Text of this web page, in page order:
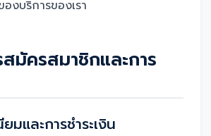
งบริการของเรา
มัครสมาชิกและการ
มและการชำระเงิน